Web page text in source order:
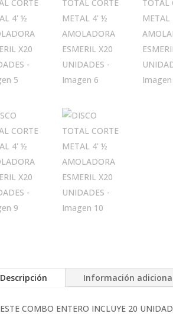
Descripción Información
ESTE COMBO ENTERO INCLUYE 20